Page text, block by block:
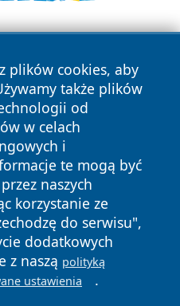
plików cookies, aby
także plików
od
w celach
i
te mogą być
naszych
korzystanie ze
do serwisu",
dodatkowych
z naszą polityką
ustawienia .
Wszystkie prawa
Polityka
Cookies